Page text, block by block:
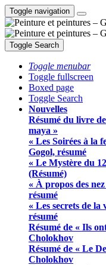
Toggle navigation
Toggle Search
Toggle menubar
Toggle fullscreen
Boxed page
Toggle Search
Nouvelles
Résumé du livre
maya »
« Les Soirées à la
Gogol, résumé
« Le Mystère du
(Résumé)
« À propos des
résumé
« Les secrets de
résumé
Résumé de « Ils
Cholokhov
Résumé de « Le
Cholokhov